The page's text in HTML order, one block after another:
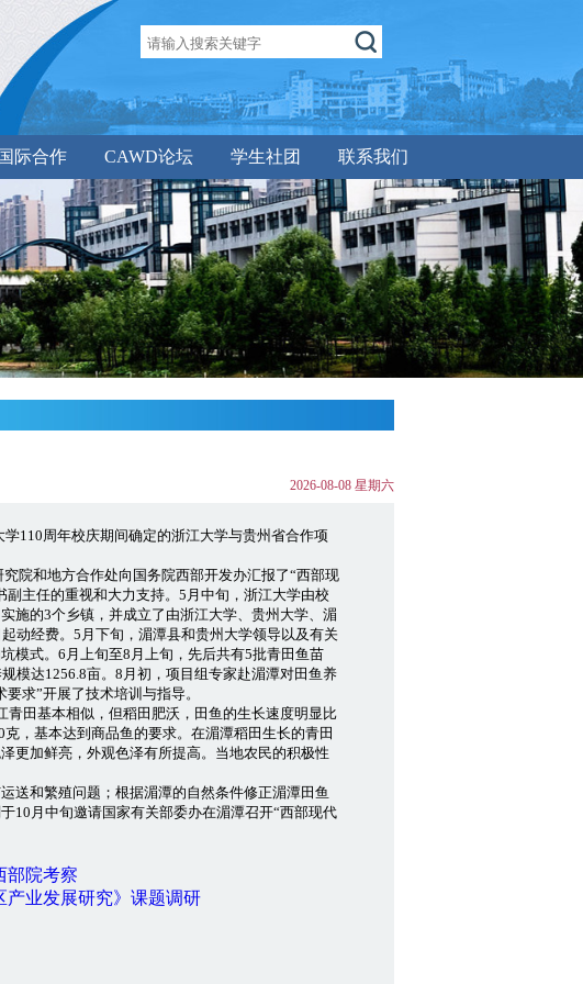
国际合作 CAWD论坛 学生社团 联系我们
2026-08-08 星期六
110周年校庆期间确定的浙江大学与贵州省合作项
和地方合作处向国务院西部开发办汇报了“西部现
主任的重视和大力支持。5月中旬，浙江大学由校
施的3个乡镇，并成立了由浙江大学、贵州大学、湄
动经费。5月下旬，湄潭县和贵州大学领导以及有关
模式。6月上旬至8月上旬，先后共有5批青田鱼苗
模达1256.8亩。8月初，项目组专家赴湄潭对田鱼养
求”开展了技术培训与指导。
田基本相似，但稻田肥沃，田鱼的生长速度明显比
，基本达到商品鱼的要求。在湄潭稻田生长的青田
更加鲜亮，外观色泽有所提高。当地农民的积极性
和繁殖问题；根据湄潭的自然条件修正湄潭田鱼
10月中旬邀请国家有关部委办在湄潭召开“西部现代
部院考察
产业发展研究》课题调研